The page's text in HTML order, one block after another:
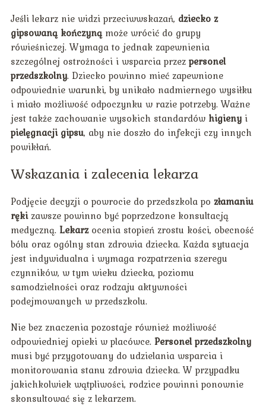
Jeśli lekarz nie widzi przeciwwskazań, dziecko z
gipsowaną kończynąmoże wrócić do grupy
rówieśniczej. Wymaga to jednak zapewnienia
szczególnej ostrożności i wsparcia przez personel
przedszkolny. Dziecko powinno mieć zapewnione
odpowiednie warunki, by unikało nadmiernego wysiłku
i miało możliwość odpoczynku w razie potrzeby. Ważne
jest także zachowanie wysokich standardów higienyi
pielęgnacji gipsu, aby nie doszło do infekcji czy innych
powikłań.
Wskazania i zalecenia lekarza
Podjęcie decyzji o powrocie do przedszkola po złamaniu
rękizawsze powinno być poprzedzone konsultacją
medyczną. Lekarzocenia stopień zrostu kości, obecność
bólu oraz ogólny stan zdrowia dziecka. Każda sytuacja
jest indywidualna i wymaga rozpatrzenia szeregu
czynników, w tym wieku dziecka, poziomu
samodzielności oraz rodzaju aktywności
podejmowanych w przedszkolu.
Nie bez znaczenia pozostaje również możliwość
odpowiedniej opieki w placówce. Personel przedszkolny
musi być przygotowany do udzielania wsparcia i
monitorowania stanu zdrowia dziecka. W przypadku
jakichkolwiek wątpliwości, rodzice powinni ponownie
skonsultować się z lekarzem.